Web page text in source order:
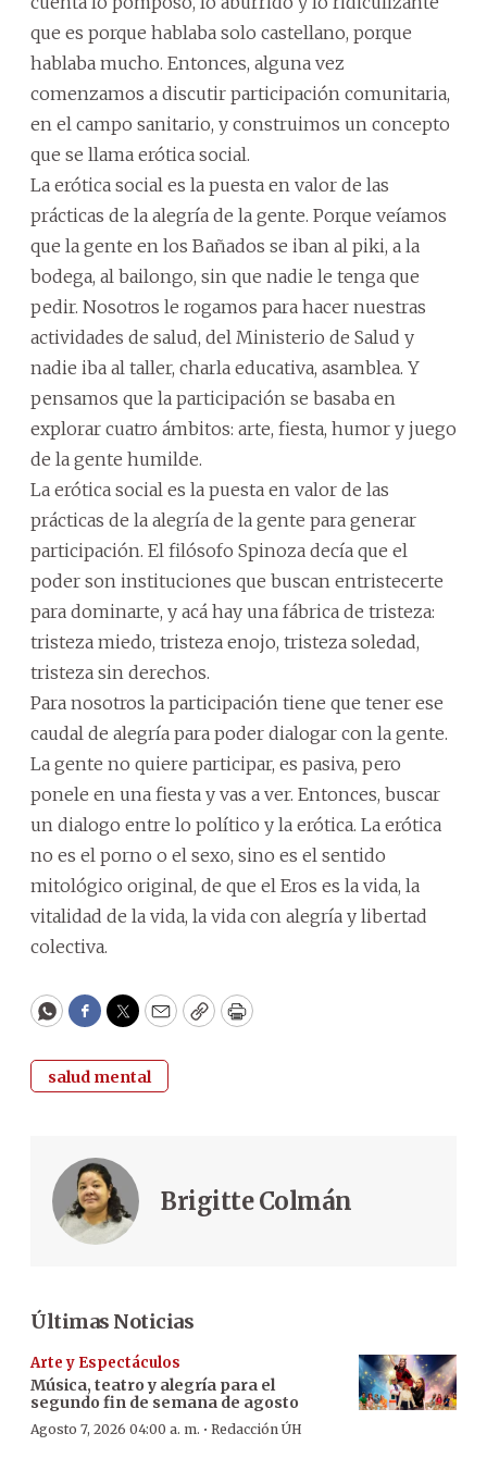
que es porque hablaba solo castellano, porque
hablaba mucho. Entonces, alguna vez
comenzamos a discutir participación comunitaria,
en el campo sanitario, y construimos un concepto
que se llama erótica social.
La erótica social es la puesta en valor de las
prácticas de la alegría de la gente. Porque veíamos
que la gente en los Bañados se iban al piki, a la
bodega, al bailongo, sin que nadie le tenga que
pedir. Nosotros le rogamos para hacer nuestras
actividades de salud, del Ministerio de Salud y
nadie iba al taller, charla educativa, asamblea. Y
pensamos que la participación se basaba en
explorar cuatro ámbitos: arte, fiesta, humor y juego
de la gente humilde.
La erótica social es la puesta en valor de las
prácticas de la alegría de la gente para generar
participación. El filósofo Spinoza decía que el
poder son instituciones que buscan entristecerte
para dominarte, y acá hay una fábrica de tristeza:
tristeza miedo, tristeza enojo, tristeza soledad,
tristeza sin derechos.
Para nosotros la participación tiene que tener ese
caudal de alegría para poder dialogar con la gente.
La gente no quiere participar, es pasiva, pero
ponele en una fiesta y vas a ver. Entonces, buscar
un dialogo entre lo político y la erótica. La erótica
no es el porno o el sexo, sino es el sentido
mitológico original, de que el Eros es la vida, la
vitalidad de la vida, la vida con alegría y libertad
colectiva.
WhatsApp
Facebook
Twitter
EmailCopyPrint
salud mental
Brigitte Colmán
Últimas Noticias
Arte y Espectáculos
Música, teatro y alegría para el
segundo fin de semana de agosto
Agosto 7, 2026 04:00 a. m. · Redacción ÚH